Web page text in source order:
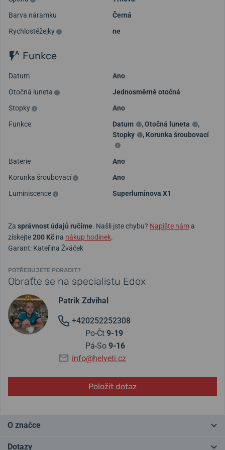
Barva náramku
Černá
Rychlostěžejky
ne
Funkce
Datum
Ano
Otočná luneta
Jednosměrně otočná
Stopky
Ano
Funkce
Datum ,Otočná luneta
,
Stopky
, Korunka šroubovací
Baterie
Ano
Korunka šroubovací
Ano
Luminiscence
Superluminova X1
Za správnost údajů ručíme. Našli jste chybu? Napište náma
získejte200 Kč na nákup hodinek.
Garant: Kateřina Žváček
POTŘEBUJETE PORADIT?
Obraťte se na specialistu Edox
Patrik Zdvíhal
+420252252308
Po-Čt 9-19
Pá-So 9-16
info@helveti.cz
Položit dotaz
O značce
Dotazy